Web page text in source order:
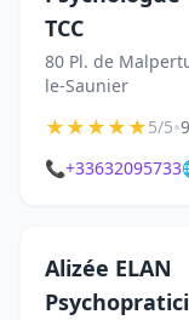
TCC
80 Pl. de
le-Saunier
★★★★★5/5•
📞+33632095733
Alizée ELAN